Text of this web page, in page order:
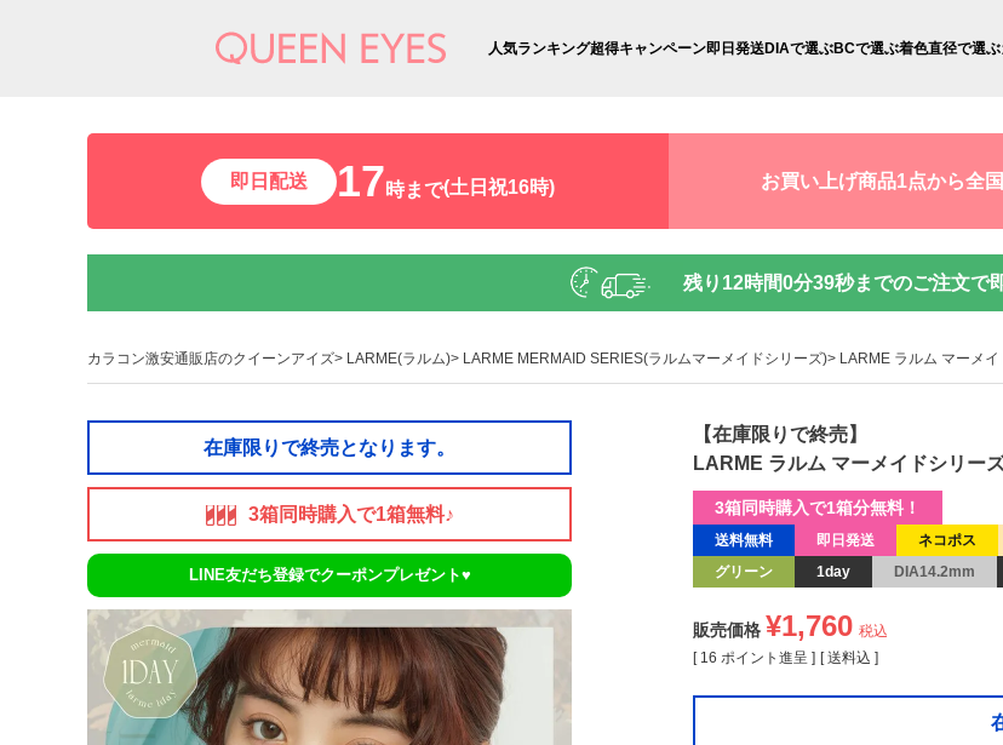
人気ランキング超得キャンペーン即日発送DIAで選ぶBCで選ぶ着色直径で選ぶ
即日配送 17時まで(土日祝16時) お買い上げ商品1点から全
残り 12時間0分38秒までのご注文で
カラコン激安通販店のクイーンアイズ LARME(ラルム) LARME MERMAID SERIES(ラルムマーメイドシリーズ) LARME ラルム マーメ
在庫限りで終売となります。
3箱同時購入で1箱無料♪
LINE友だち登録でクーポンプレゼント♥
【在庫限りで終売】
LARME ラルム マーメイドシリー
送料無料 即日発送 ネコポス
グリーン
1day DIA14.2mm
3箱同時購入で1箱分無料！
販売価格 ¥1,760 税込
[ 16 ポイント進呈 ] 送料込